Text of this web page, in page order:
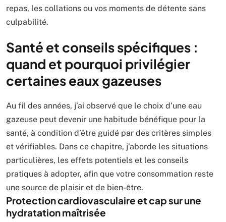
repas, les collations ou vos moments de détente sans
culpabilité.
Santé et conseils spécifiques :
quand et pourquoi privilégier
certaines eaux gazeuses
Au fil des années, j’ai observé que le choix d’une eau
gazeuse peut devenir une habitude bénéfique pour la
santé, à condition d’être guidé par des critères simples
et vérifiables. Dans ce chapitre, j’aborde les situations
particulières, les effets potentiels et les conseils
pratiques à adopter, afin que votre consommation reste
une source de plaisir et de bien-être.
Protection cardiovasculaire et cap sur une
hydratation maîtrisée